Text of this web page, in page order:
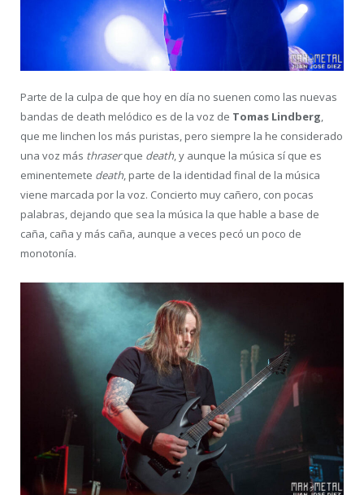
Parte de la culpa de que hoy en día no suenen como las nuevas
bandas de death melódico es de la voz de Tomas Lindberg,
que me linchen los más puristas, pero siempre la he considerado
una voz más thraserque death, y aunque la música sí que es
eminentemete death, parte de la identidad final de la música
viene marcada por la voz. Concierto muy cañero, con pocas
palabras, dejando que sea la música la que hable a base de
caña, caña y más caña, aunque a veces pecó un poco de
monotonía.